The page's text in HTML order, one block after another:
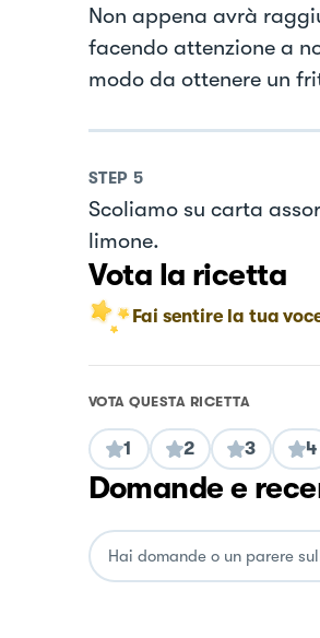
Non appena avrà
facendo attenzione a
modo da ottenere un
STEP 5
Scoliamo su carta
limone.
Vota la ricetta
Fai sentire la tua
VOTA QUESTA RICETTA
1 2 3 4
Domande e